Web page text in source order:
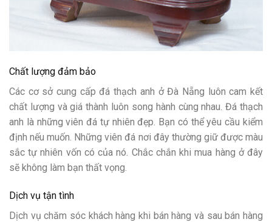
Chất lượng đảm bảo
Các cơ sở cung cấp đá thạch anh ở Đà Nẵng luôn cam kết
chất lượng và giá thành luôn song hành cùng nhau. Đá thạch
anh là những viên đá tự nhiên đẹp. Bạn có thể yêu cầu kiểm
định nếu muốn. Những viên đá nơi đây thường giữ được màu
sắc tự nhiên vốn có của nó. Chắc chắn khi mua hàng ở đây
sẽ không làm bạn thất vọng.
Dịch vụ tận tình
Dịch vụ chăm sóc khách hàng khi bán hàng và sau bán hàng